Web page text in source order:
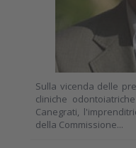
Sulla vicenda delle
cliniche
Canegrati,
della Commissione...